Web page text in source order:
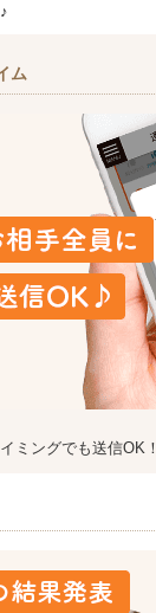
ム
ミングでも送信OK！